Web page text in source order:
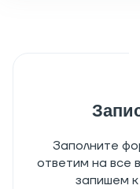
Заполните
ответим на все
запишем